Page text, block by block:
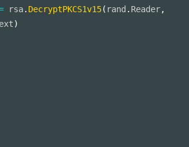
rsa. DecryptPKCS1v15( rand . Reader,
)